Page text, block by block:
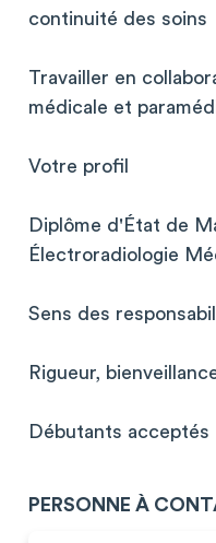
continuité des soins
Travailler en
médicale et
Votre profil
Diplôme d'État de
Électroradiologie
Sens des
Rigueur,
Débutants acceptés
PERSONNE À